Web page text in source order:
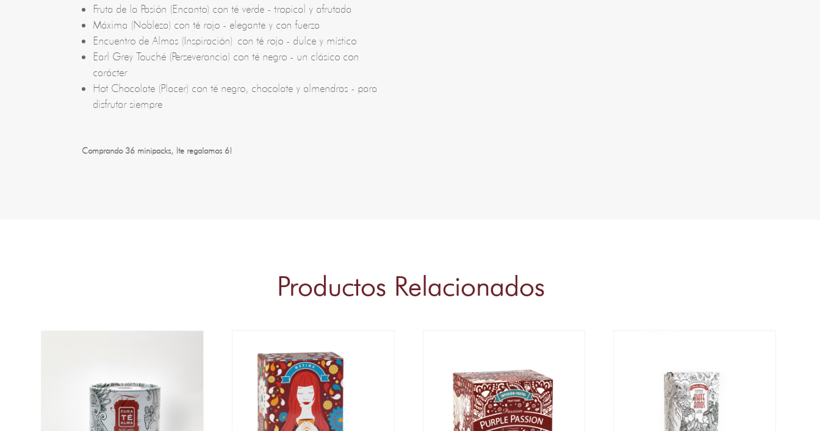
Fruta de la Pasión (Encanto) con té verde - tropical y afrutada
Máxima (Nobleza) con té rojo - elegante y con fuerza
Encuentro de Almas (Inspiración) con té rojo - dulce y místico
Earl Grey Touché (Perseverancia) con té negro - un clásico con
carácter
Hot Chocolate (Placer) con té negro, chocolate y almendras - para
disfrutar siempre
Comprando 36 minipacks, ¡te regalamos 6!
Productos Relacionados